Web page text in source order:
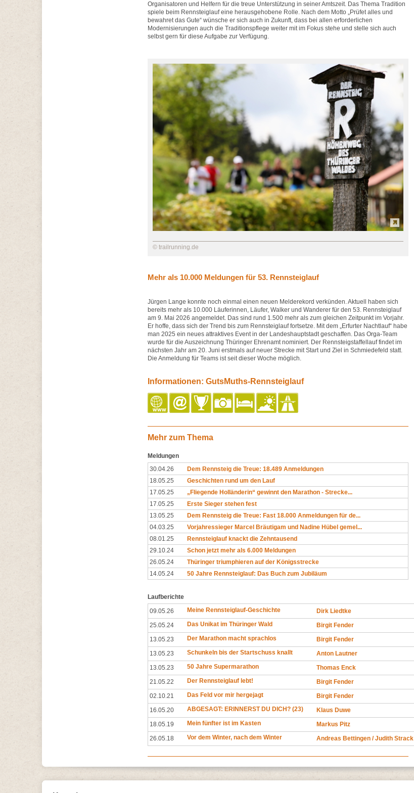
Organisatoren und Helfern für die treue Unterstützung in seiner Amtszeit. Das Thema Tradition
spiele beim Rennsteiglauf eine herausgehobene Rolle. Nach dem Motto „Prüfet alles und
bewahret das Gute“ wünsche er sich auch in Zukunft, dass bei allen erforderlichen
Modernisierungen auch die Traditionspflege weiter mit im Fokus stehe und stelle sich auch
selbst gern für diese Aufgabe zur Verfügung.
© trailrunning.de
Mehr als 10.000 Meldungen für 53. Rennsteiglauf
Jürgen Lange konnte noch einmal einen neuen Melderekord verkünden. Aktuell haben sich
bereits mehr als 10.000 Läuferinnen, Läufer, Walker und Wanderer für den 53. Rennsteiglauf
am 9. Mai 2026 angemeldet. Das sind rund 1.500 mehr als zum gleichen Zeitpunkt im Vorjahr.
Er hoffe, dass sich der Trend bis zum Rennsteiglauf fortsetze. Mit dem „Erfurter Nachtlauf“ habe
man 2025 ein neues attraktives Event in der Landeshauptstadt geschaffen. Das Orga-Team
wurde für die Auszeichnung Thüringer Ehrenamt nominiert. Der Rennsteigstaffellauf findet im
nächsten Jahr am 20. Juni erstmals auf neuer Strecke mit Start und Ziel in Schmiedefeld statt.
Die Anmeldung für Teams ist seit dieser Woche möglich.
Informationen: GutsMuths-Rennsteiglauf
Mehr zum Thema
Meldungen
30.04.26
Dem Rennsteig die Treue: 18.489 Anmeldungen
18.05.25
Geschichten rund um den Lauf
17.05.25
„Fliegende Holländerin“ gewinnt den Marathon - Strecke...
17.05.25
Erste Sieger stehen fest
13.05.25
Dem Rennsteig die Treue: Fast 18.000 Anmeldungen für de...
04.03.25
Vorjahressieger Marcel Bräutigam und Nadine Hübel gemel...
08.01.25
Rennsteiglauf knackt die Zehntausend
29.10.24
Schon jetzt mehr als 6.000 Meldungen
26.05.24
Thüringer triumphieren auf der Königsstrecke
14.05.24
50 Jahre Rennsteiglauf: Das Buch zum Jubiläum
Laufberichte
09.05.26
Meine Rennsteiglauf-Geschichte
Dirk Liedtke
25.05.24
Das Unikat im Thüringer Wald
Birgit Fender
13.05.23
Der Marathon macht sprachlos
Birgit Fender
13.05.23
Schunkeln bis der Startschuss knallt
Anton Lautner
13.05.23
50 Jahre Supermarathon
Thomas Enck
21.05.22
Der Rennsteiglauf lebt!
Birgit Fender
02.10.21
Das Feld vor mir hergejagt
Birgit Fender
16.05.20
ABGESAGT: ERINNERST DU DICH? (23)
Klaus Duwe
18.05.19
Mein fünfter ist im Kasten
Markus Pitz
26.05.18
Vor dem Winter, nach dem Winter Andreas Bettingen / Judith Strack